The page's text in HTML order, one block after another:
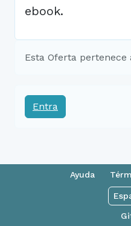
ebook.
Esta Oferta pertenece
Entra
Ayuda